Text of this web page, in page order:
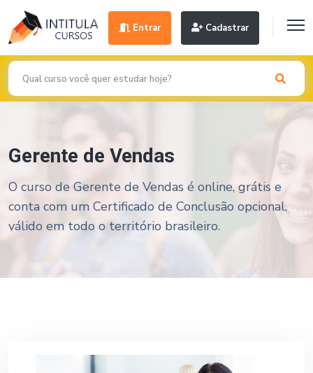
Entrar Cadastrar
Gerente de Vendas
O curso de Gerente de Vendas é online, grátis e
conta com um Certificado de Conclusão opcional,
válido em todo o território brasileiro.